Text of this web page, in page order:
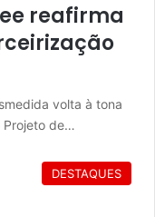
reafirma
volta à tona
Projeto de…
DESTAQUES